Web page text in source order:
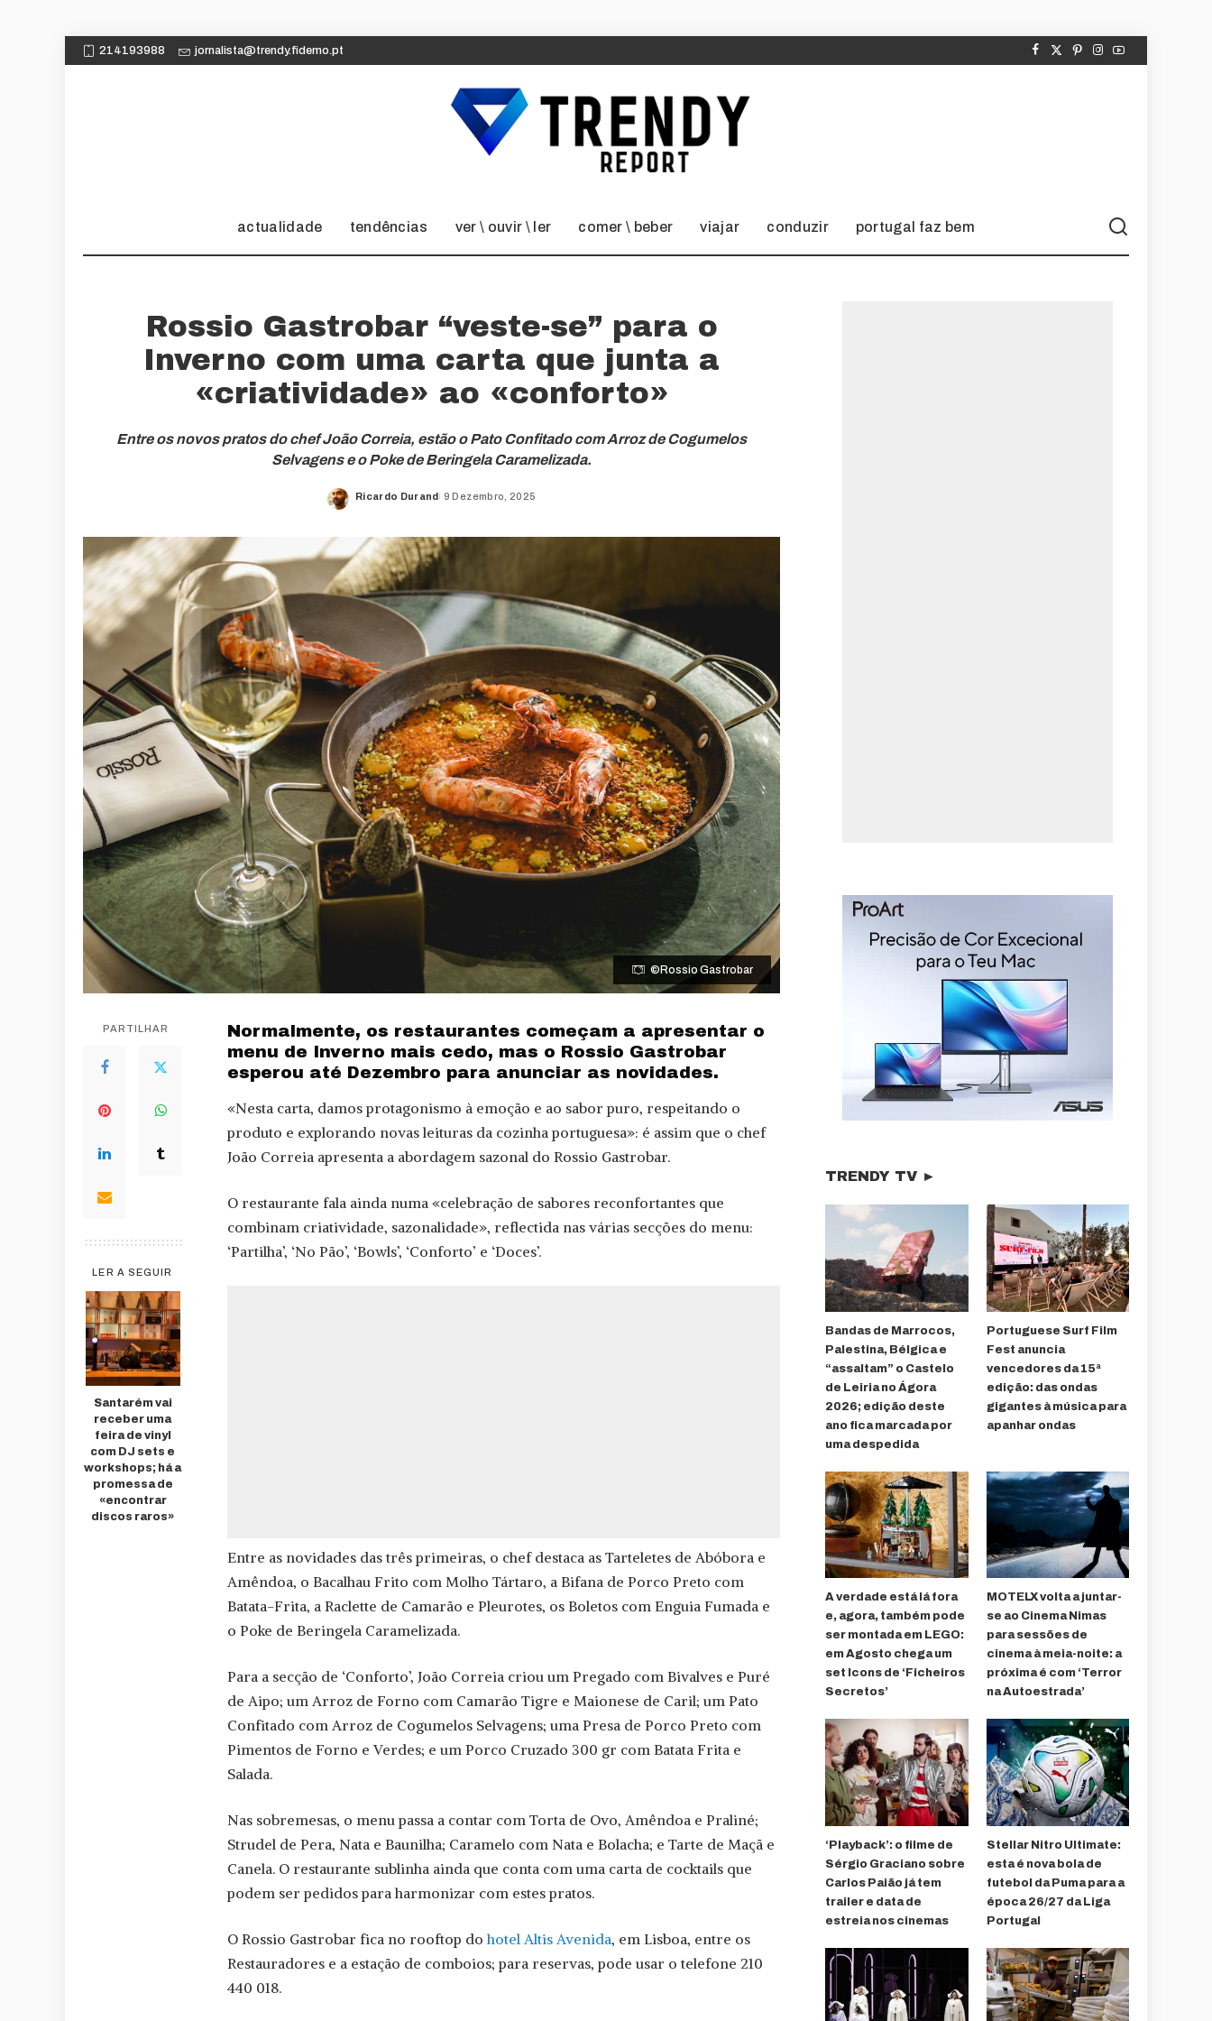
214193988 jornalista@trendy.fidemo.pt
actualidade tendências ver \ ouvir \ ler comer \ beber viajar conduzir portugal faz bem
Rossio Gastrobar “veste-se” para o
Inverno com uma carta que junta a
«criatividade» ao «conforto»
Entre os novos pratos do chef João Correia, estão o Pato Confitado com Arroz de Cogumelos
Selvagens e o Poke de Beringela Caramelizada.
Posted
Ricardo Durand 9 Dezembro, 2025
©Rossio Gastrobar
PARTILHAR
LER A SEGUIR
Santarém vai
receber uma
feira de vinyl
com DJ sets e
workshops; há a
promessa de
«encontrar
discos raros»
Normalmente, os restaurantes começam a apresentar o
menu de Inverno mais cedo, mas o Rossio Gastrobar
esperou até Dezembro para anunciar as novidades.
«Nesta carta, damos protagonismo à emoção e ao sabor puro, respeitando o
produto e explorando novas leituras da cozinha portuguesa»: é assim que o chef
João Correia apresenta a abordagem sazonal do Rossio Gastrobar.
O restaurante fala ainda numa «celebração de sabores reconfortantes que
combinam criatividade, sazonalidade», reflectida nas várias secções do menu:
‘Partilha’, ‘No Pão’, ‘Bowls’, ‘Conforto’ e ‘Doces’.
Entre as novidades das três primeiras, o chef destaca as Tarteletes de Abóbora e
Amêndoa, o Bacalhau Frito com Molho Tártaro, a Bifana de Porco Preto com
Batata-Frita, a Raclette de Camarão e Pleurotes, os Boletos com Enguia Fumada e
o Poke de Beringela Caramelizada.
Para a secção de ‘Conforto’, João Correia criou um Pregado com Bivalves e Puré
de Aipo; um Arroz de Forno com Camarão Tigre e Maionese de Caril; um Pato
Confitado com Arroz de Cogumelos Selvagens; uma Presa de Porco Preto com
Pimentos de Forno e Verdes; e um Porco Cruzado 300 gr com Batata Frita e
Salada.
Nas sobremesas, o menu passa a contar com Torta de Ovo, Amêndoa e Praliné;
Strudel de Pera, Nata e Baunilha; Caramelo com Nata e Bolacha; e Tarte de Maçã e
Canela. O restaurante sublinha ainda que conta com uma carta de cocktails que
podem ser pedidos para harmonizar com estes pratos.
O Rossio Gastrobar fica no rooftop do hotel Altis Avenida, em Lisboa, entre os
Restauradores e a estação de comboios; para reservas, pode usar o telefone 210
440 018.
TRENDY TV ►
Bandas de Marrocos,
Palestina, Bélgica e
“assaltam” o Castelo
de Leiria no Ágora
2026; edição deste
ano fica marcada por
uma despedida
Portuguese Surf Film
Fest anuncia
vencedores da 15ª
edição: das ondas
gigantes à música para
apanhar ondas
A verdade está lá fora
e, agora, também pode
ser montada em LEGO:
em Agosto chega um
set Icons de ‘Ficheiros
Secretos’
MOTELX volta a juntar-
se ao Cinema Nimas
para sessões de
cinema à meia-noite: a
próxima é com ‘Terror
na Autoestrada’
‘Playback’: o filme de
Sérgio Graciano sobre
Carlos Paião já tem
trailer e data de
estreia nos cinemas
Stellar Nitro Ultimate:
esta é nova bola de
futebol da Puma para a
época 26/27 da Liga
Portugal